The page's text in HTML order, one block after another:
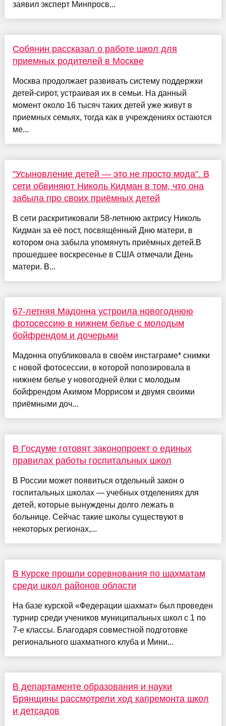
заявил эксперт Минпросв...
Собянин рассказал о работе школ для
приемных родителей в Москве
Москва продолжает развивать систему поддержки
детей-сирот, устраивая их в семьи. На данный
момент около 16 тысяч таких детей уже живут в
приемных семьях, тогда как в учреждениях остаются
ме...
"Усыновление детей — это не просто мода". В
сети обвиняют Николь Кидман в том, что она
забыла про своих приёмных детей
В сети раскритиковали 58-летнюю актрису Николь
Кидман за её пост, посвящённый Дню матери, в
котором она забыла упомянуть приёмных детей.В
прошедшее воскресенье в США отмечали День
матери. В...
67-летняя Мадонна устроила новогоднюю
фотосессию в нижнем белье с молодым
бойфрендом и дочерьми
Мадонна опубликовала в своём инстаграме* снимки
с новой фотосессии, в которой попозировала в
нижнем белье у новогодней ёлки с молодым
бойфрендом Акимом Моррисом и двумя своими
приёмными доч...
В Госдуме готовят законопроект о единых
правилах работы госпитальных школ
В России может появиться отдельный закон о
госпитальных школах — учебных отделениях для
детей, которые вынуждены долго лежать в
больнице. Сейчас такие школы существуют в
некоторых регионах,...
В Курске прошли соревнования по шахматам
среди школ районов области
На базе курской «Федерации шахмат» был проведен
турнир среди учеников муниципальных школ с 1 по
7-е классы. Благодаря совместной подготовке
регионального шахматного клуба и Мини...
В департаменте образования и науки
Брянщины рассмотрели ход капремонта школ
и детсадов